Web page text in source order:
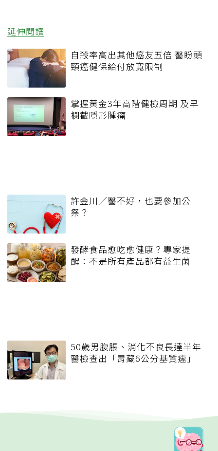
延伸閱讀
自殺率高出其他癌友五倍 醫盼頭
頸癌健保給付放寬限制
掌握黃金3年高階健檢周期 及早
攔截隱形腫瘤
許金川／醫不好，也要參加公
祭？
發酵食品愈吃愈健康？專家提
醒：不是所有產品都有益生菌
50歲男腹脹、消化不良長達半年
醫檢查出「胃藏6公分基質瘤」